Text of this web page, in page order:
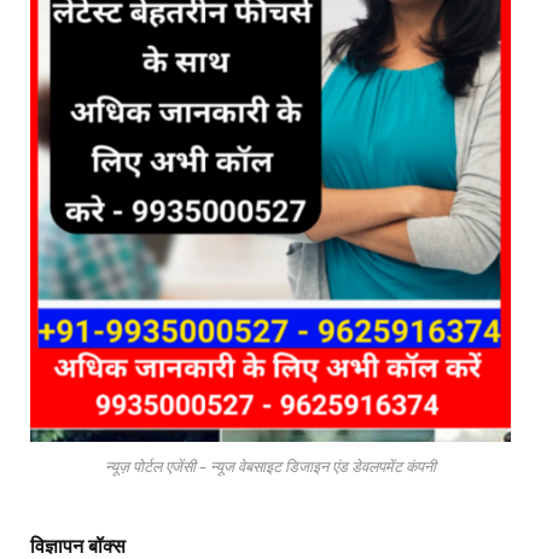
न्यूज़ पोर्टल एजेंसी – न्यूज वेबसाइट डिजाइन एंड डेवलपमेंट कंपनी
विज्ञापन बॉक्स